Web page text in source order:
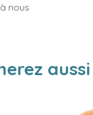
nous
aussi